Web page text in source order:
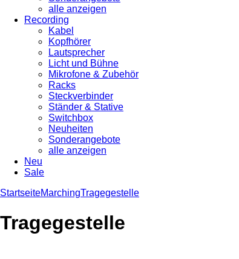
alle anzeigen
Recording
Kabel
Kopfhörer
Lautsprecher
Licht und Bühne
Mikrofone & Zubehör
Racks
Steckverbinder
Ständer & Stative
Switchbox
Neuheiten
Sonderangebote
alle anzeigen
Neu
Sale
StartseiteMarchingTragegestelle
Tragegestelle